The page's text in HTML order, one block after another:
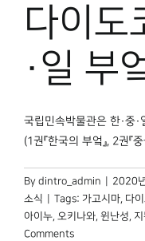
다이도
·일 부
국립민속박물관은 한·중
(1권『한국의 부엌』, 2권
By dintro_admin 2020
소식
Tags: 가고시마, 다
아이누, 오키나와, 윈난성,
Comments